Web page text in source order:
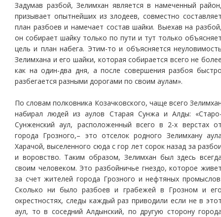
Задумав разбой, Зелимхан является в намеченный
призывает опытнейших из злодеев, совместно
план разбоев и намечает состав шайки. Выехав на
он собирает шайку только по пути и тут только
цель и план набега. Этим-то и объясняется
Зелимхана и его шайки, которая собирается всего не
как на один-два дня, а после совершения разбоя
разбегается разными дорогами по своим аулам».
По словам полковника Козачковского, чаще всего
набирал людей из аулов Старая Сунжа и Алды:
Сунженский аул, расположенный всего в 2-х верстах
города Грозного,– это отселок родного Зелимхану
Харачой, выселенного сюда с гор лет сорок назад за
и воровство. Таким образом, Зелимхан был здесь
своим человеком. Это разбойничье гнездо, которое
за счет жителей города Грозного и нефтяных
Сколько ни было разбоев и грабежей в Грозном и
окрестностях, следы каждый раз приводили если не в
аул, то в соседний Алдынский, по другую сторону